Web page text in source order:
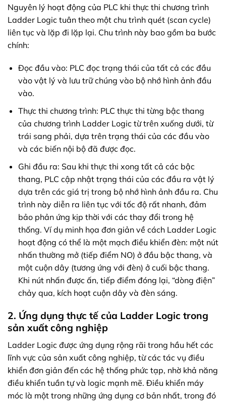
Nguyên lý hoạt động của PLC khi thực thi chương trình
Ladder Logic tuân theo một chu trình quét (scan cycle)
liên tục và lặp đi lặp lại. Chu trình này bao gồm ba bước
chính:
Đọc đầu vào: PLC đọc trạng thái của tất cả các đầu
vào vật lý và lưu trữ chúng vào bộ nhớ hình ảnh đầu
vào.
Thực thi chương trình: PLC thực thi từng bậc thang
của chương trình Ladder Logic từ trên xuống dưới, từ
trái sang phải, dựa trên trạng thái của các đầu vào
và các biến nội bộ đã được đọc.
Ghi đầu ra: Sau khi thực thi xong tất cả các bậc
thang, PLC cập nhật trạng thái của các đầu ra vật lý
dựa trên các giá trị trong bộ nhớ hình ảnh đầu ra. Chu
trình này diễn ra liên tục với tốc độ rất nhanh, đảm
bảo phản ứng kịp thời với các thay đổi trong hệ
thống. Ví dụ minh họa đơn giản về cách Ladder Logic
hoạt động có thể là một mạch điều khiển đèn: một nút
nhấn thường mở (tiếp điểm NO) ở đầu bậc thang, và
một cuộn dây (tương ứng với đèn) ở cuối bậc thang.
Khi nút nhấn được ấn, tiếp điểm đóng lại, “dòng điện”
chảy qua, kích hoạt cuộn dây và đèn sáng.
2. Ứng dụng thực tế của Ladder Logic trong
sản xuất công nghiệp
Ladder Logic được ứng dụng rộng rãi trong hầu hết các
lĩnh vực của sản xuất công nghiệp, từ các tác vụ điều
khiển đơn giản đến các hệ thống phức tạp, nhờ khả năng
điều khiển tuần tự và logic mạnh mẽ. Điều khiển máy
móc là một trong những ứng dụng cơ bản nhất, trong đó